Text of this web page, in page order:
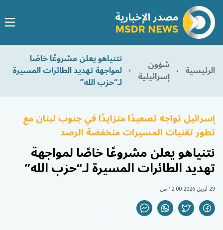
الرئيسية شؤون
إسرائيلية
نتنياهو يعلن مشروعًا خاصًا
لمواجهة تهديد الطائرات المسيرة
لـ“حزب الله”
إسرائيل تواجه تصعيدًا متزايدًا في جنوب لبنان مع
تطور تقنيات المسيرات منخفضة الرصد
نتنياهو يعلن مشروعًا خاصًا لمواجهة
تهديد الطائرات المسيرة لـ“حزب الله”
29 أبريل 2026 12:00 ص